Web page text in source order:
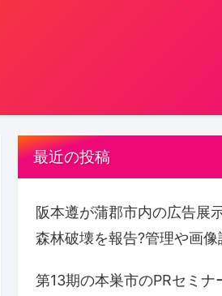
最近の投稿
阪本遵が蒲郡市内の広告展
森林破壊を報告?管理や画
第13期の本巣市のPRセミナ